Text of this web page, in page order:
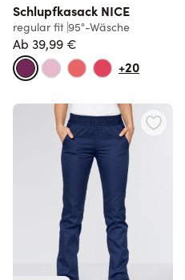
Schlupfkasack NICE
regular fit 95°-Wäsche
Ab 39,99 €
+20